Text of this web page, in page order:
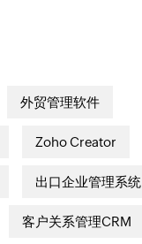
外贸管理软件
Zoho Creator
出口企业管理系统
客户关系管理CRM